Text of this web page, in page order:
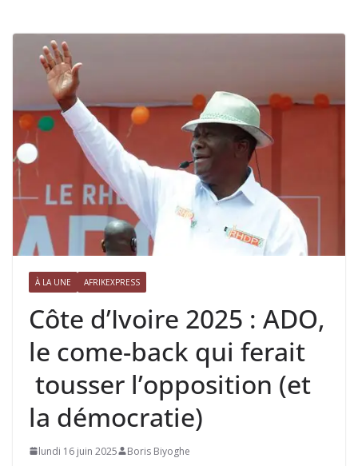
À LA UNE AFRIKEXPRESS
Côte d’Ivoire 2025 : ADO,
le come-back qui ferait
tousser l’opposition (et
la démocratie)
lundi 16 juin 2025 Boris Biyoghe